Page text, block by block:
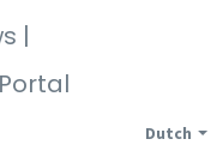
|
Dutch